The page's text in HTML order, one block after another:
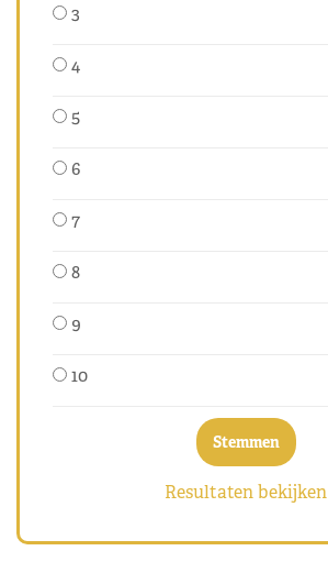
3
4
5
6
7
8
9
10
Resultaten bekijken